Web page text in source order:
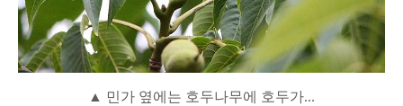
▲ 민가 옆에는 호두나무에 호두가...